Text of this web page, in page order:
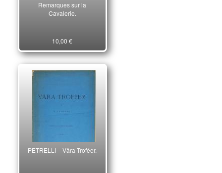
Remarques sur la
Cavalerie.
10,00 €
PETRELLI – Våra Troféer.